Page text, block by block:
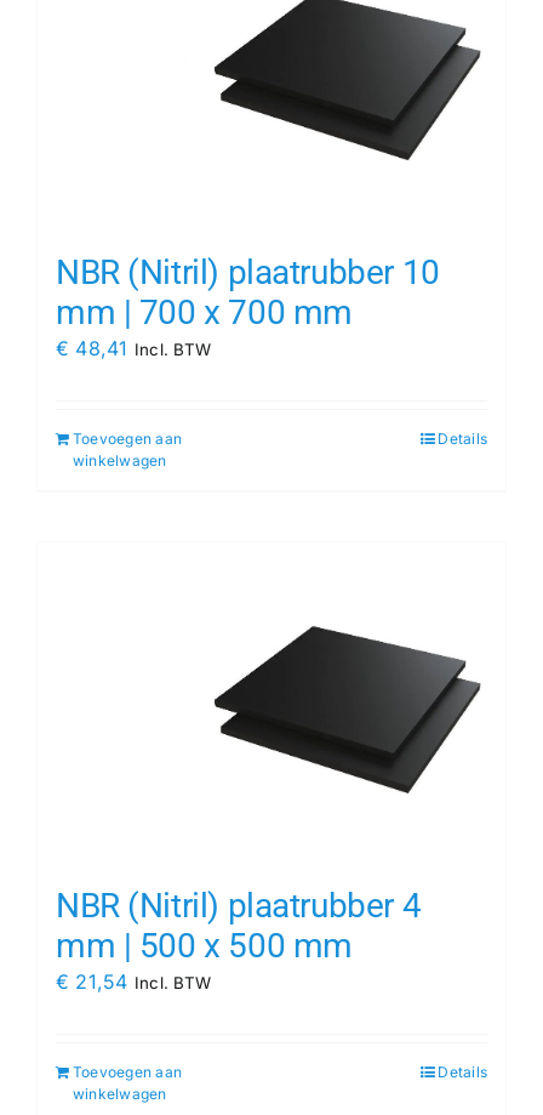
NBR (Nitril) plaatrubber 10
mm | 700 x 700 mm
€ 48,41 Incl. BTW
Toevoegen aan
winkelwagen
Details
NBR (Nitril) plaatrubber 4
mm | 500 x 500 mm
€ 21,54 Incl. BTW
Toevoegen aan
winkelwagen
Details